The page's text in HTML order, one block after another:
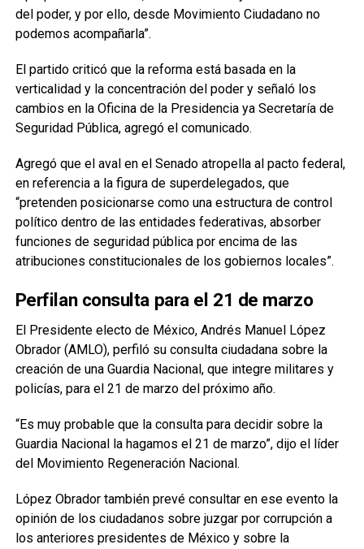
del poder, y por ello, desde Movimiento Ciudadano no
podemos acompañarla”.
El partido criticó que la reforma está basada en la
verticalidad y la concentración del poder y señaló los
cambios en la Oficina de la Presidencia ya Secretaría de
Seguridad Pública, agregó el comunicado.
Agregó que el aval en el Senado atropella al pacto federal,
en referencia a la figura de superdelegados, que
“pretenden posicionarse como una estructura de control
político dentro de las entidades federativas, absorber
funciones de seguridad pública por encima de las
atribuciones constitucionales de los gobiernos locales”.
Perfilan consulta para el 21 de marzo
El Presidente electo de México, Andrés Manuel López
Obrador (AMLO), perfiló su consulta ciudadana sobre la
creación de una Guardia Nacional, que integre militares y
policías, para el 21 de marzo del próximo año.
“Es muy probable que la consulta para decidir sobre la
Guardia Nacional la hagamos el 21 de marzo”, dijo el líder
del Movimiento Regeneración Nacional.
López Obrador también prevé consultar en ese evento la
opinión de los ciudadanos sobre juzgar por corrupción a
los anteriores presidentes de México y sobre la